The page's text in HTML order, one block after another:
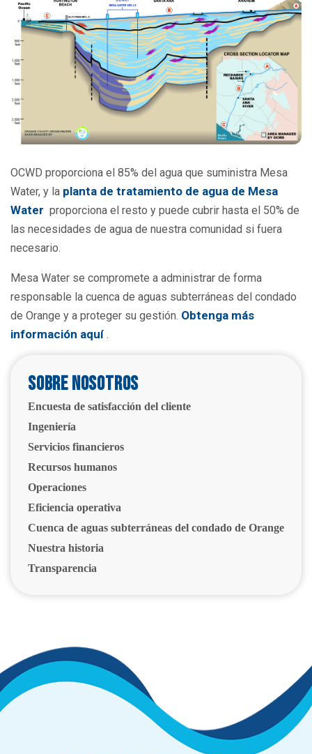
OCWD proporciona el 85% del agua que suministra Mesa
Water, y la planta de tratamiento de agua de Mesa
Water proporciona el resto y puede cubrir hasta el 50% de
las necesidades de agua de nuestra comunidad si fuera
necesario.
Mesa Water se compromete a administrar de forma
responsable la cuenca de aguas subterráneas del condado
de Orange y a proteger su gestión. Obtenga más
información aquí .
Sobre nosotros
Encuesta de satisfacción del cliente
Ingeniería
Servicios financieros
Recursos humanos
Operaciones
Eficiencia operativa
Cuenca de aguas subterráneas del condado de Orange
Nuestra historia
Transparencia